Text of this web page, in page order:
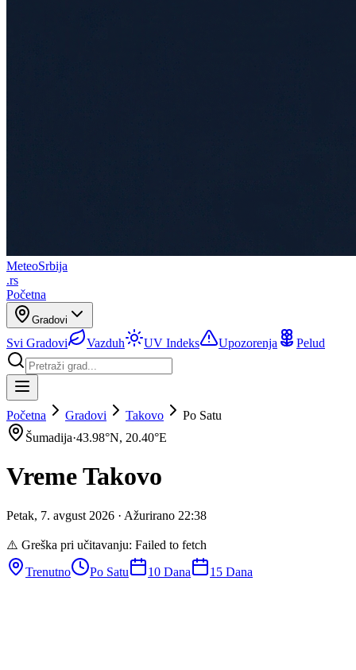
MeteoSrbija
.rs
Početna
Gradovi
Svi Gradovi Vazduh UV Indeks Upozorenja Pelud
Početna Gradovi Takovo
Po Satu
Šumadija·43.98°N, 20.40°E
VremeTakovo
Petak, 7. avgust 2026 · Ažurirano 22:38
⚠️ Greška pri učitavanju: Failed to fetch
Trenutno
Po Satu 10 Dana 15 Dana